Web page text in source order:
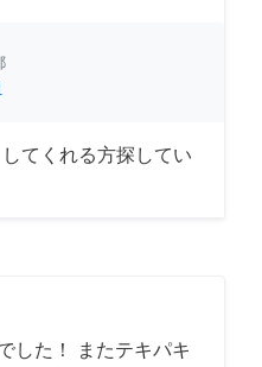
てくれる方探してい
した！ またテキパキ